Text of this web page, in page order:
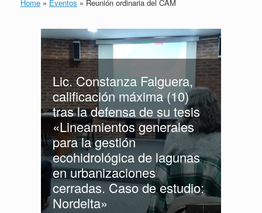
Home » Eventos » Reunión ordinaria del CAM
Lic. Constanza Falguera,
calificación máxima (10)
tras la defensa de su tesis
«Lineamientos generales
para la gestión
ecohidrológica de lagunas
en urbanizaciones
cerradas. Caso de estudio:
Nordelta»